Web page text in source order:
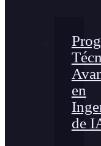
en
de